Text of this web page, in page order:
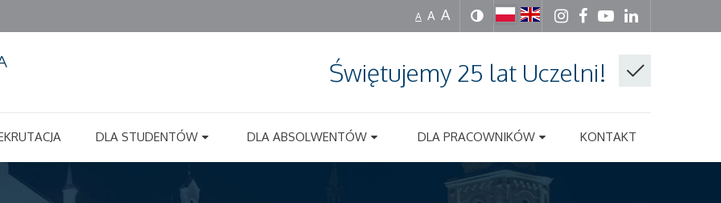
A A A
Świętujemy 25 lat Uczelni!
DLA STUDENTÓW DLA ABSOLWENTÓW DLA PRACOWNIKÓW KONTAKT